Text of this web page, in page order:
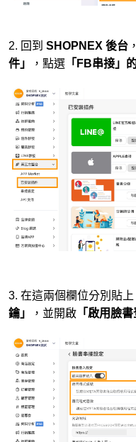
2. 回到 SHOPNEX 後台
件」
，點選 「FB串接」
3. 在這兩個欄位分別貼上
鑰」
，並開啟 「啟用臉書